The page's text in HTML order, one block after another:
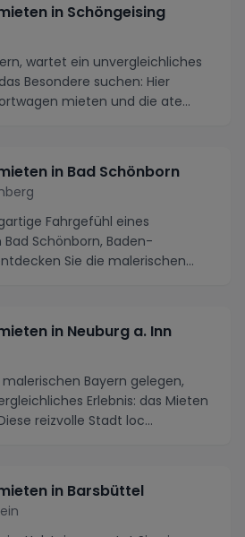
in Schöngeising
wartet ein unvergleichliches
Besondere suchen: Hier
mieten und die ate...
in Bad Schönborn
Fahrgefühl eines
Bad Schönborn, Baden-
Sie die malerischen
in Neuburg a. Inn
Bayern gelegen,
Erlebnis: das Mieten
reizvolle Stadt loc...
in Barsbüttel